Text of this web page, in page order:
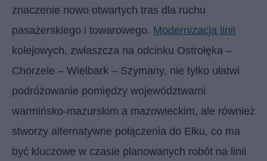
znaczenie nowo otwartych tras dla ruchu
pasażerskiego i towarowego. Modernizacja linii
kolejowych, zwłaszcza na odcinku Ostrołęka –
Chorzele – Wielbark – Szymany, nie tylko ułatwi
podróżowanie pomiędzy województwami
warmińsko-mazurskim a mazowieckim, ale również
stworzy alternatywne połączenia do Ełku, co ma
być kluczowe w czasie planowanych robót na linii